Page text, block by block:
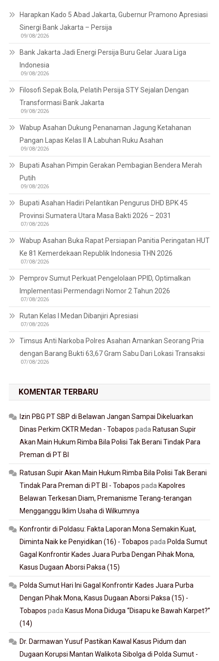
Harapkan Kado 5 Abad Jakarta, Gubernur Pramono Apresiasi
Sinergi Bank Jakarta – Persija
09/08/2026
Bank Jakarta Jadi Energi Persija Buru Gelar Juara Liga
Indonesia
09/08/2026
Filosofi Sepak Bola, Pelatih Persija STY Sejalan Dengan
Transformasi Bank Jakarta
09/08/2026
Wabup Asahan Dukung Penanaman Jagung Ketahanan
Pangan Lapas Kelas II A Labuhan Ruku Asahan
09/08/2026
Bupati Asahan Pimpin Gerakan Pembagian Bendera Merah
Putih
09/08/2026
Bupati Asahan Hadiri Pelantikan Pengurus DHD BPK 45
Provinsi Sumatera Utara Masa Bakti 2026 – 2031
07/08/2026
Wabup Asahan Buka Rapat Persiapan Panitia Peringatan HUT
Ke 81 Kemerdekaan Republik Indonesia THN 2026
07/08/2026
Pemprov Sumut Perkuat Pengelolaan PPID, Optimalkan
Implementasi Permendagri Nomor 2 Tahun 2026
07/08/2026
Rutan Kelas I Medan Dibanjiri Apresiasi
07/08/2026
Timsus Anti Narkoba Polres Asahan Amankan Seorang Pria
dengan Barang Bukti 63,67 Gram Sabu Dari Lokasi Transaksi
07/08/2026
KOMENTAR TERBARU
Izin PBG PT SBP di Belawan Jangan Sampai Dikeluarkan
Dinas Perkim CKTR Medan - Tobapos pada Ratusan Supir
Akan Main Hukum Rimba Bila Polisi Tak Berani Tindak Para
Preman di PT BI
Ratusan Supir Akan Main Hukum Rimba Bila Polisi Tak Berani
Tindak Para Preman di PT BI - Tobapos pada Kapolres
Belawan Terkesan Diam, Premanisme Terang-terangan
Mengganggu Iklim Usaha di Wilkumnya
Konfrontir di Poldasu: Fakta Laporan Mona Semakin Kuat,
Diminta Naik ke Penyidikan (16) - Tobapos pada Polda Sumut
Gagal Konfrontir Kades Juara Purba Dengan Pihak Mona,
Kasus Dugaan Aborsi Paksa (15)
Polda Sumut Hari Ini Gagal Konfrontir Kades Juara Purba
Dengan Pihak Mona, Kasus Dugaan Aborsi Paksa (15) -
Tobapos pada Kasus Mona Diduga “Disapu ke Bawah Karpet?”
(14)
Dr. Darmawan Yusuf Pastikan Kawal Kasus Pidum dan
Dugaan Korupsi Mantan Walikota Sibolga di Polda Sumut -